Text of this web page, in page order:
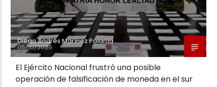
Diego Andrés Marínez Polanía
06/10/2026
El Ejército Nacional frustró una posible
operación de falsificación de moneda en el sur